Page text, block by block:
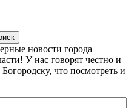
новости города
У нас говорят честно и
что посмотреть и